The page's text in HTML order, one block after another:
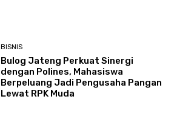
BISNIS
Bulog Jateng Perkuat Sinergi
dengan Polines, Mahasiswa
Berpeluang Jadi Pengusaha Pangan
Lewat RPK Muda